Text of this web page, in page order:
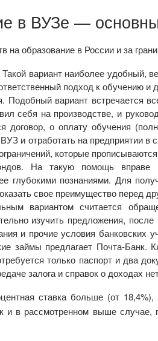
в ВУЗе —
на образование в России и за
вариант наиболее удобный,
подход к обучению
Подобный вариант встречается
себя на производстве, и
договор, о оплату обучения
и отработать на предприятии в
которые
На такую помощь вправе
глубокими познаниями. Для
свое преимущество перед
вариантом считается
изучить предложения, после
и прочие условия банковских
займы предлагает Почта-Банк.
только паспорт и два
залога и справок о доходах
ставка больше (от
и в рассмотренном выше случае,